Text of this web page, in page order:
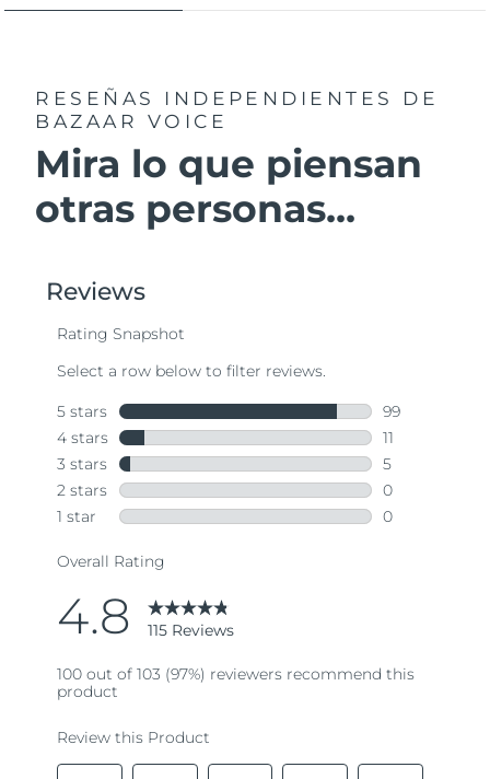
RESEÑAS INDEPENDIENTES
DE
BAZAAR VOICE
Mira lo que piensan
otras personas...